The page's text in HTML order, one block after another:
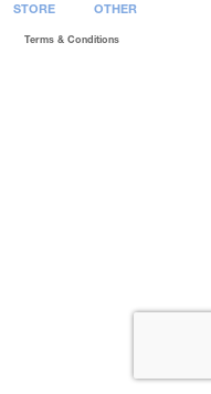
STORE OTHER
Terms & Conditions